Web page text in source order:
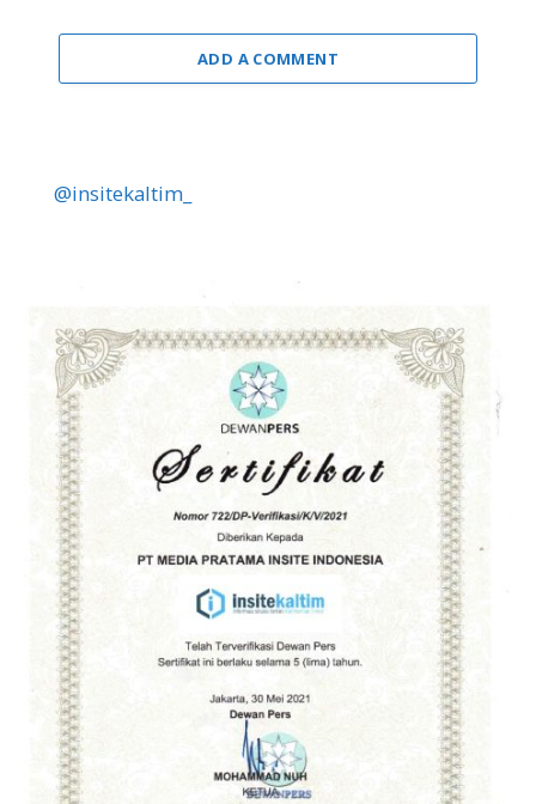
ADD A COMMENT
@insitekaltim_